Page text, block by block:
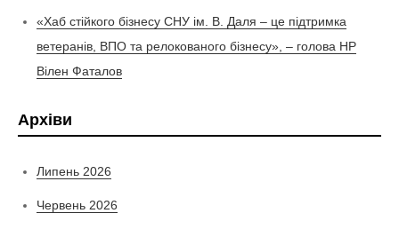
«Хаб стійкого бізнесу СНУ ім. В. Даля – це підтримка
ветеранів, ВПО та релокованого бізнесу», – голова НР
Вілен Фаталов
Архіви
Липень 2026
Червень 2026